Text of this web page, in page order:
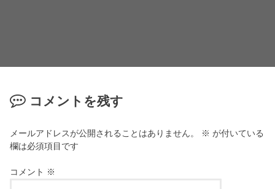
コメントを残す
メールアドレスが公開されることはありません。 ※ が付いている
欄は必須項目です
コメント ※